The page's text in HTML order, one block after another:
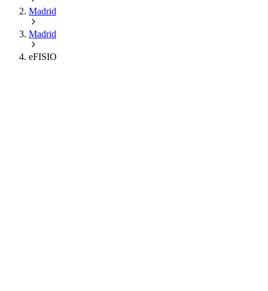
Madrid
Madrid
eFISIO